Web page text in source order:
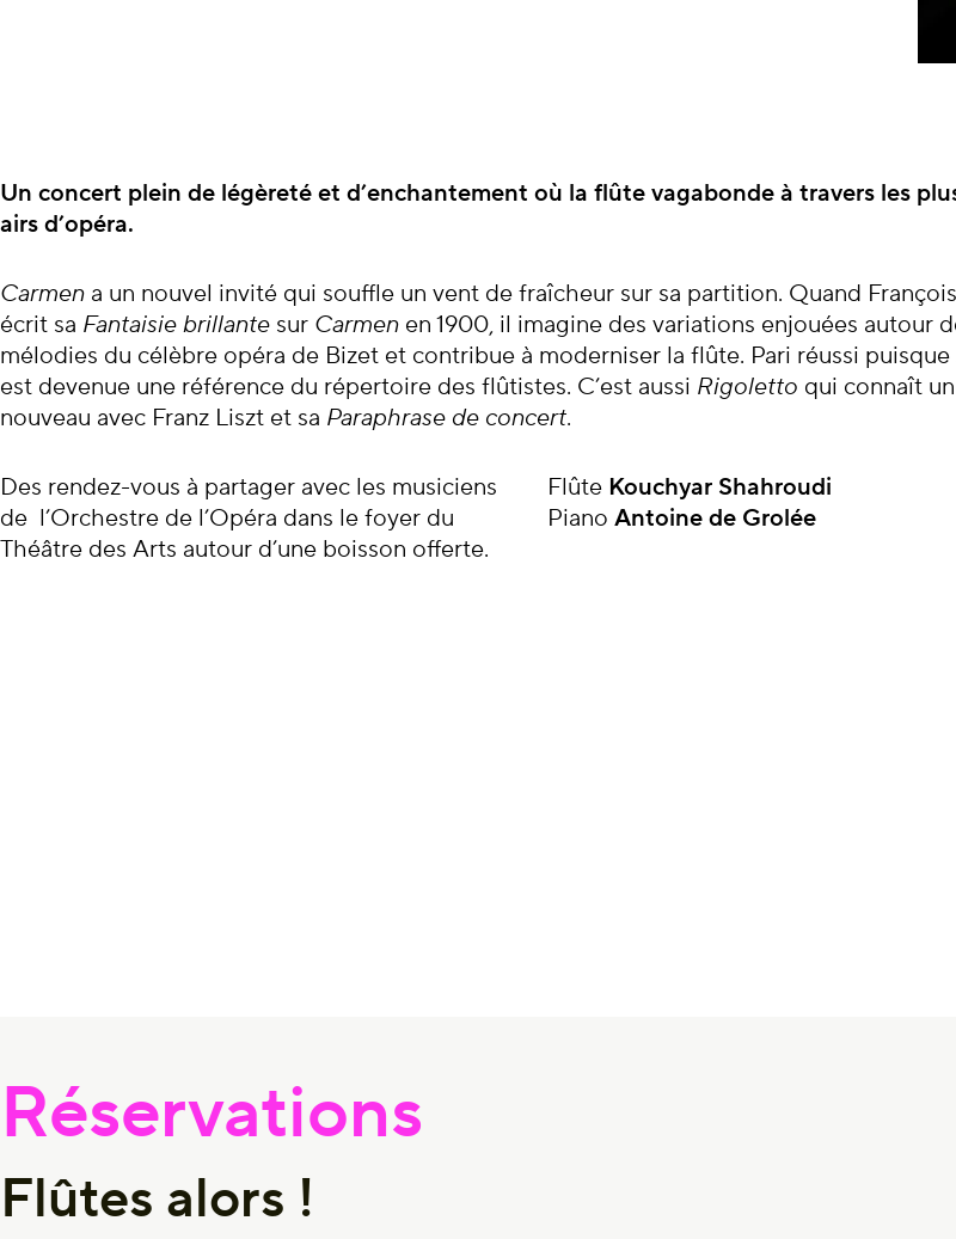
À propos du concert
Un concert plein de légèreté et d’enchantement où la flûte vagabonde à travers les
airs d’opéra.
Carmen a un nouvel invité qui souffle un vent de fraîcheur sur sa partition. Quand
écrit sa Fantaisiebrillante sur Carmen en 1900, il imagine des variations enjouées autour
mélodies du célèbre opéra de Bizet et contribue à moderniser la flûte. Pari réussi
est devenue une référence du répertoire des flûtistes. C’est aussi Rigoletto qui connaît
nouveau avec Franz Liszt et sa Paraphrase de concert.
Des rendez-vous à partager avec les musiciens
de l’Orchestre de l’Opéra dans le foyer du
Théâtre des Arts autour d’une boisson offerte.
Flûte Kouchyar Shahroudi
Piano Antoine de Grolée
Réservations
Flûtes alors !